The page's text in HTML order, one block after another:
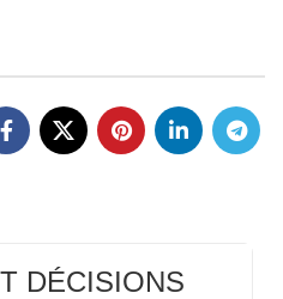
DÉCISIONS